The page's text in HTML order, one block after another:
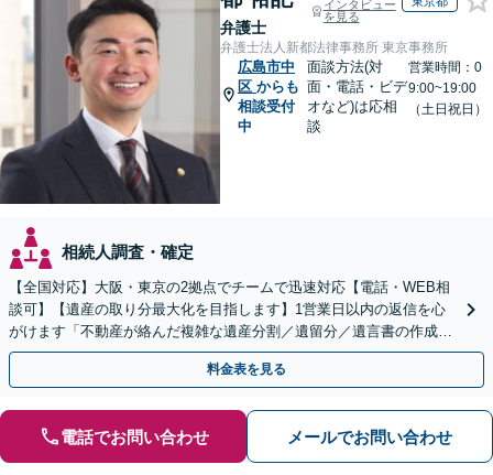
弁護士
インタビュー
を見る
弁護士法人新都法律事務所 東京事務所
広島市中
区 からも
相談受付
中
面談方法(対
面・電話・ビデ
オなど)は応相
談
営業時間：0
9:00~19:00
（土日祝日）
相続人調査・確定
【全国対応】大阪・東京の2拠点でチームで迅速対応【電話・WEB相
談可】【遺産の取り分最大化を目指します】1営業日以内の返信を心
がけます「不動産が絡んだ複雑な遺産分割／遺留分／遺言書の作成・
執行／事業承継など、お任せください」【休日相談あり】
料金表を見る
電話でお問い合わせ メールでお問い合わせ